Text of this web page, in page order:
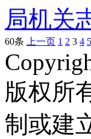
局机关
60条 上一页 1 2 3 4 5
版权所
制或建